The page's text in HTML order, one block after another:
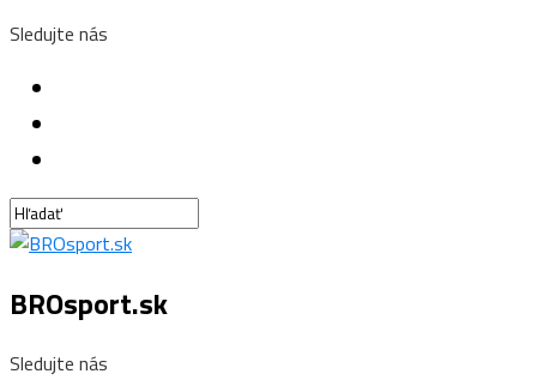
Sledujte nás
BROsport.sk
Sledujte nás